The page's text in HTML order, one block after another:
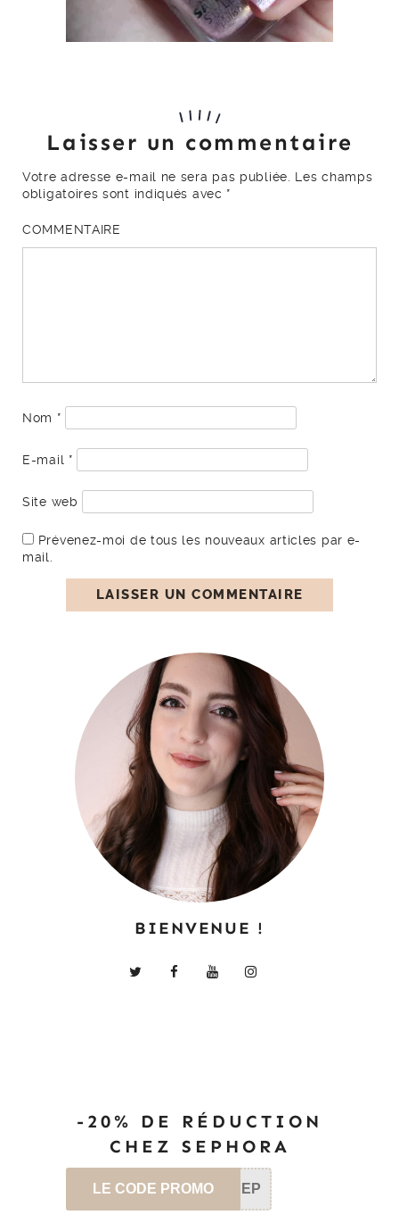
Laisser un commentaire
Votre adresse e-mail ne sera pas publiée.
Les champs
obligatoires sont indiqués avec *
COMMENTAIRE
Nom *
E-mail *
Site web
Prévenez-moi de tous les nouveaux articles par e-
mail.
BIENVENUE !
-20% DE RÉDUCTION
CHEZ SEPHORA
LE CODE PROMO SEP